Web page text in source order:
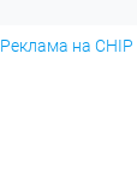
Реклама на CHIP